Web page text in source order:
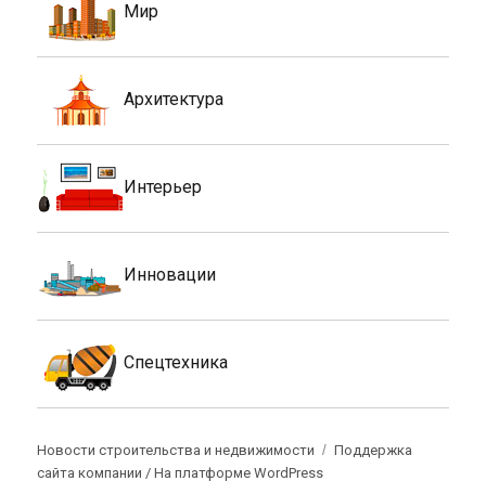
Мир
Архитектура
Интерьер
Инновации
Спецтехника
Новости строительства и недвижимости
Поддержка
сайта компании /На платформе WordPress